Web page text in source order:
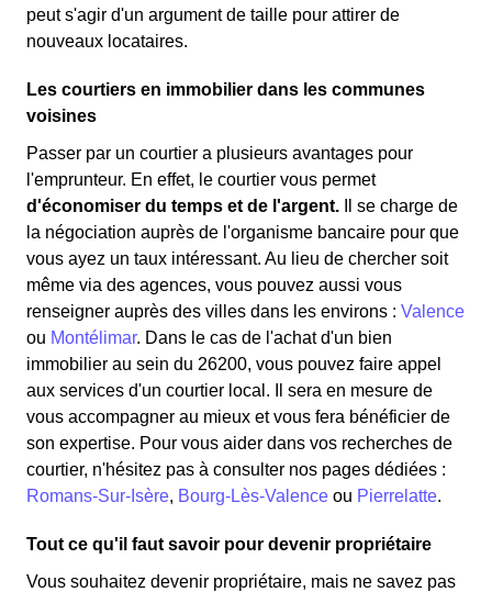
peut s'agir d'un argument de taille pour attirer de
nouveaux locataires.
Les courtiers en immobilier dans les communes
voisines
Passer par un courtier a plusieurs avantages pour
l'emprunteur. En effet, le courtier vous permet
d'économiser du temps et de l'argent.
Il se charge de
la négociation auprès de l'organisme bancaire pour que
vous ayez un taux intéressant. Au lieu de chercher soit
même via des agences, vous pouvez aussi vous
renseigner auprès des villes dans les environs : Valence
ou Montélimar. Dans le cas de l'achat d'un bien
immobilier au sein du 26200, vous pouvez faire appel
aux services d'un courtier local. Il sera en mesure de
vous accompagner au mieux et vous fera bénéficier de
son expertise. Pour vous aider dans vos recherches de
courtier, n'hésitez pas à consulter nos pages dédiées :
Romans-Sur-Isère, Bourg-Lès-Valence ou Pierrelatte.
Tout ce qu'il faut savoir pour devenir propriétaire
Vous souhaitez devenir propriétaire, mais ne savez pas